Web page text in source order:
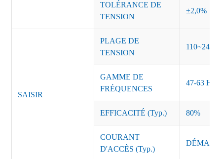
TOLÉRANCE DE
TENSION
±2,0%
SAISIR
PLAGE DE
TENSION
110~240
GAMME DE
FRÉQUENCES
47-63 Hz
EFFICACITÉ (Typ.) 80%
COURANT
D'ACCÈS (Typ.)